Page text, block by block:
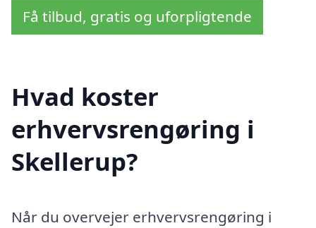
Få tilbud, gratis og uforpligtende
Hvad koster
erhvervsrengøring i
Skellerup?
Når du overvejer erhvervsrengøring i